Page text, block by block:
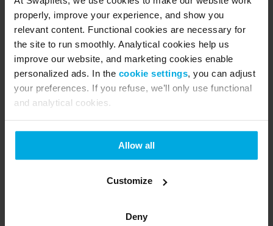
properly, improve your experience, and show you
relevant content. Functional cookies are necessary for
the site to run smoothly. Analytical cookies help us
improve our website, and marketing cookies enable
personalized ads. In the cookie settings, you can adjust
your preferences. If you refuse, we’ll only use functional
and analytical cookies.
Allow all
Customize
Deny
abuelita hasta bicis eléctricas para el ciclista
intrépido. Tenemos un neumático delantero azul
apto para todo el mundo y todos los presupuestos.
¡Sigue pedaleando!